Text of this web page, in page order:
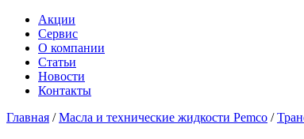
Акции
Сервис
О компании
Статьи
Новости
Контакты
Главная /Масла и технические жидкости Pemco /